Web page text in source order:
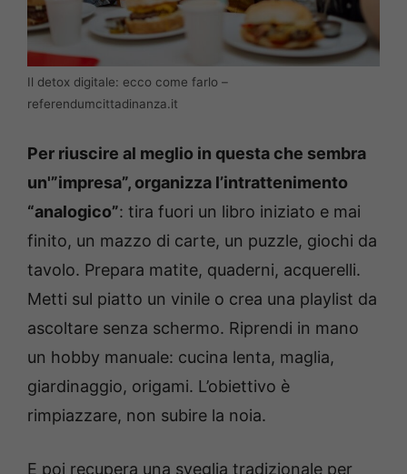
Il detox digitale: ecco come farlo –
referendumcittadinanza.it
Per riuscire al meglio in questa che sembra
un'”impresa”, organizza l’intrattenimento
“analogico”: tira fuori un libro iniziato e mai
finito, un mazzo di carte, un puzzle, giochi da
tavolo. Prepara matite, quaderni, acquerelli.
Metti sul piatto un vinile o crea una playlist da
ascoltare senza schermo. Riprendi in mano
un hobby manuale: cucina lenta, maglia,
giardinaggio, origami. L’obiettivo è
rimpiazzare, non subire la noia.
E poi recupera una sveglia tradizionale per